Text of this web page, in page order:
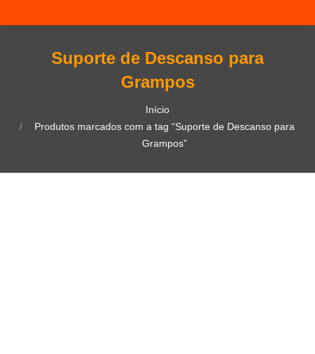
Suporte de Descanso para
Grampos
Início
Produtos marcados com a tag “Suporte de Descanso para
Grampos”